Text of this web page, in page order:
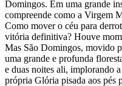
Domingos. Em uma grande
compreende como a Virgem
Como mover o céu para
vitória definitiva? Houve
Mas São Domingos, movido
uma grande e profunda
e duas noites ali, implorando
própria Glória pisada aos pés